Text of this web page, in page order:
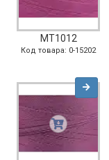
MT1012
Код товара: 0-15202